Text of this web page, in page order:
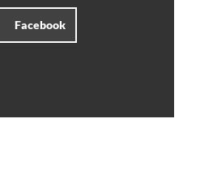
Facebook